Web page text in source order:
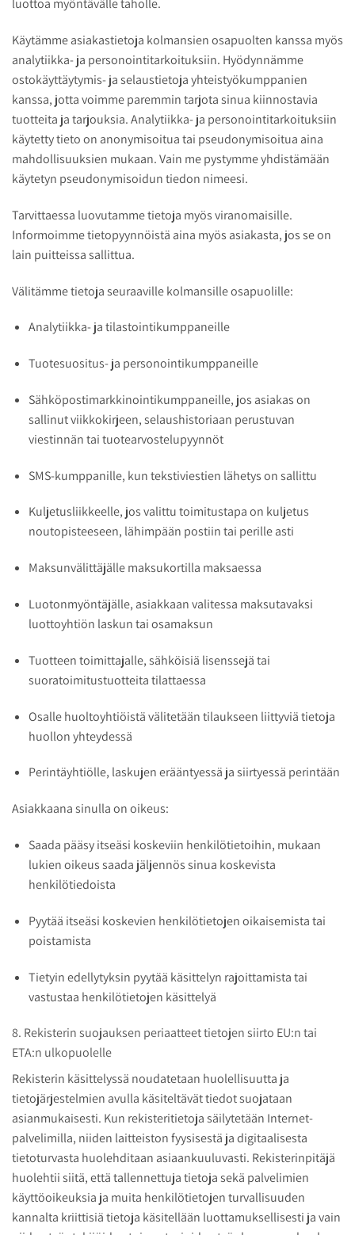
luottoa myöntävälle taholle.
Käytämme asiakastietoja kolmansien osapuolten kanssa myös
analytiikka- ja personointitarkoituksiin. Hyödynnämme
ostokäyttäytymis- ja selaustietoja yhteistyökumppanien
kanssa, jotta voimme paremmin tarjota sinua kiinnostavia
tuotteita ja tarjouksia. Analytiikka- ja personointitarkoituksiin
käytetty tieto on anonymisoitua tai pseudonymisoitua aina
mahdollisuuksien mukaan. Vain me pystymme yhdistämään
käytetyn pseudonymisoidun tiedon nimeesi.
Tarvittaessa luovutamme tietoja myös viranomaisille.
Informoimme tietopyynnöistä aina myös asiakasta, jos se on
lain puitteissa sallittua.
Välitämme tietoja seuraaville kolmansille osapuolille:
Analytiikka- ja tilastointikumppaneille
Tuotesuositus- ja personointikumppaneille
Sähköpostimarkkinointikumppaneille, jos asiakas on
sallinut viikkokirjeen, selaushistoriaan perustuvan
viestinnän tai tuotearvostelupyynnöt
SMS-kumppanille, kun tekstiviestien lähetys on sallittu
Kuljetusliikkeelle, jos valittu toimitustapa on kuljetus
noutopisteeseen, lähimpään postiin tai perille asti
Maksunvälittäjälle maksukortilla maksaessa
Luotonmyöntäjälle, asiakkaan valitessa maksutavaksi
luottoyhtiön laskun tai osamaksun
Tuotteen toimittajalle, sähköisiä lisenssejä tai
suoratoimitustuotteita tilattaessa
Osalle huoltoyhtiöistä välitetään tilaukseen liittyviä tietoja
huollon yhteydessä
Perintäyhtiölle, laskujen erääntyessä ja siirtyessä perintään
Asiakkaana sinulla on oikeus:
Saada pääsy itseäsi koskeviin henkilötietoihin, mukaan
lukien oikeus saada jäljennös sinua koskevista
henkilötiedoista
Pyytää itseäsi koskevien henkilötietojen oikaisemista tai
poistamista
Tietyin edellytyksin pyytää käsittelyn rajoittamista tai
vastustaa henkilötietojen käsittelyä
8. Rekisterin suojauksen periaatteet tietojen siirto EU:n tai
ETA:n ulkopuolelle
Rekisterin käsittelyssä noudatetaan huolellisuutta ja
tietojärjestelmien avulla käsiteltävät tiedot suojataan
asianmukaisesti. Kun rekisteritietoja säilytetään Internet-
palvelimilla, niiden laitteiston fyysisestä ja digitaalisesta
tietoturvasta huolehditaan asiaankuuluvasti. Rekisterinpitäjä
huolehtii siitä, että tallennettuja tietoja sekä palvelimien
käyttöoikeuksia ja muita henkilötietojen turvallisuuden
kannalta kriittisiä tietoja käsitellään luottamuksellisesti ja vain